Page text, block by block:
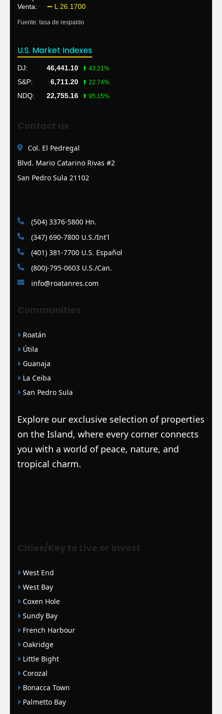
Venta:
➖ L 26.1700
Fuente: tasa de respaldo
U.S. Market Indexes
DJ: 46,441.10 ⬆ 43.21%
S&P: 6,711.20 ⬆ 22.74%
NDQ: 22,755.16 ⬆ 95.15%
Contact us
Col. El Pedregal
Blvd. Mario Catarino Rivas #2
San Pedro Sula 21102
(504) 3376-5800 Hn.
(347) 690-7800 U.S./Int'l
(401) 381-7700 U.S. Español
(800)-795-0603 U.S./Can.
info@roatanres.com
Communities
Roatán
Útila
Guanaja
La Ceiba
San Pedro Sula
Explore our exclusive selection of properties
on the Island, where every corner connects
you with a world of peace, nature, and
tropical charm.
Cities/Key to Live or Invest
West End
West Bay
Coxen Hole
Sundy Bay
French Harbour
Oakridge
Little Bight
Corozal
Bonacca Town
Palmetto Bay